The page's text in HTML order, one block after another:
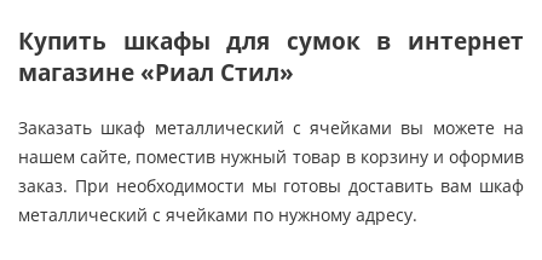
Купить шкафы для сумок в интернет
магазине «Риал Стил»
Заказать шкаф металлический с ячейками вы можете на
нашем сайте, поместив нужный товар в корзину и оформив
заказ. При необходимости мы готовы доставить вам шкаф
металлический с ячейками по нужному адресу.